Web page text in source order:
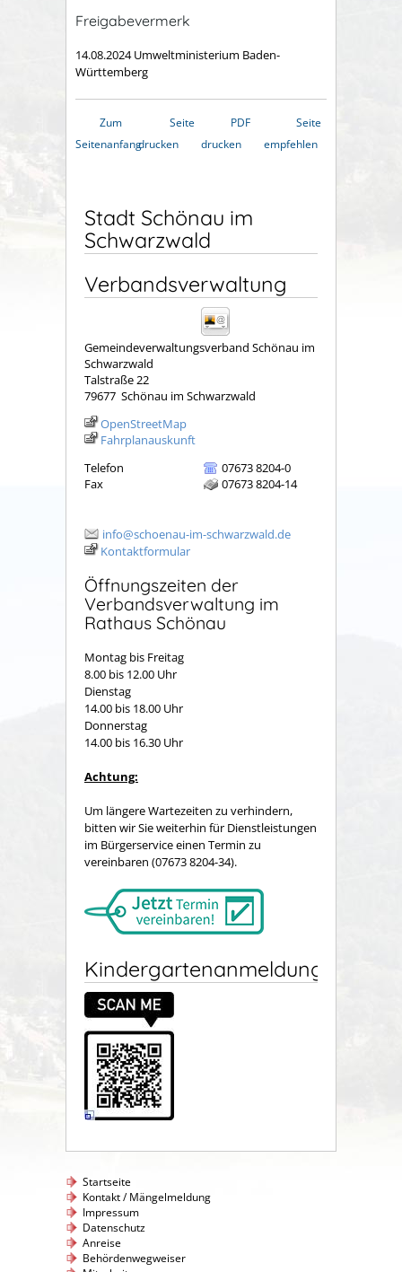
Freigabevermerk
14.08.2024 Umweltministerium Baden-
Württemberg
Zum
Seitenanfang
Seite
drucken
PDF
drucken
Seite
empfehlen
Stadt Schönau im
Schwarzwald
Verbandsverwaltung
Gemeindeverwaltungsverband Schönau im
Schwarzwald
Talstraße 22
79677 Schönau im Schwarzwald
OpenStreetMap
Fahrplanauskunft
Telefon
07673 8204-0
Fax
07673 8204-14
info@schoenau-im-schwarzwald.de
Kontaktformular
Öffnungszeiten der
Verbandsverwaltung im
Rathaus Schönau
Montag bis Freitag
8.00 bis 12.00 Uhr
Dienstag
14.00 bis 18.00 Uhr
Donnerstag
14.00 bis 16.30 Uhr
Achtung:
Um längere Wartezeiten zu verhindern,
bitten wir Sie weiterhin für Dienstleistungen
im Bürgerservice einen Termin zu
vereinbaren (07673 8204-34).
Kindergartenanmeldung
Startseite
Kontakt / Mängelmeldung
Impressum
Datenschutz
Anreise
Behördenwegweiser